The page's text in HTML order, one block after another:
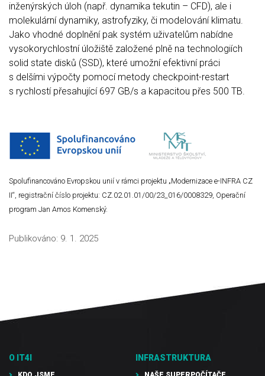
inženýrských úloh (např. dynamika tekutin – CFD), ale i
molekulární dynamiky, astrofyziky, či modelování klimatu.
Jako vhodné doplnění pak systém uživatelům nabídne
vysokorychlostní úložiště založené plně na technologiích
solid state disků (SSD), které umožní efektivní práci
s delšími výpočty pomocí metody checkpoint-restart
s rychlostí přesahující 697 GB/s a kapacitou přes 500 TB.
Spolufinancováno Evropskou unií v rámci projektu „Modernizace e-INFRA CZ
II“, registrační číslo projektu: CZ.02.01.01/00/23_016/0008329, Operační
program Jan Amos Komenský.
Publikováno: 9. 1. 2025
O IT4I INFRASTRUKTURA